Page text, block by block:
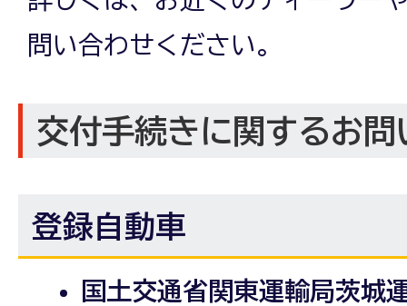
問い合わせください。
交付手続きに関するお問
登録自動車
国土交通省関東運輸局茨城